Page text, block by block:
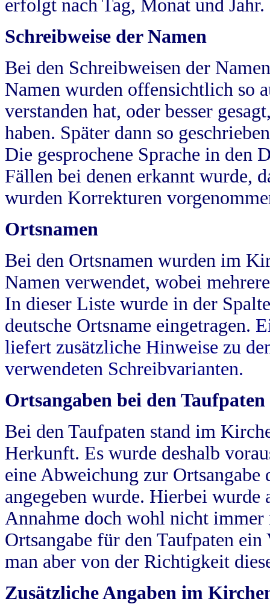
erfolgt nach Tag, Monat und Jahr.
Schreibweise der Namen
Bei den Schreibweisen der
Namen wurden offensichtlich so
verstanden hat, oder besser
haben. Später dann so
Die gesprochene Sprache in
Fällen bei denen erkannt wurde,
wurden Korrekturen
Ortsnamen
Bei den Ortsnamen wurden im
Namen verwendet, wobei
In dieser Liste wurde in der
deutsche Ortsname eingetragen.
liefert zusätzliche Hinweise zu
verwendeten Schreibvarianten.
Ortsangaben bei den Taufpaten
Bei den Taufpaten stand im
Herkunft. Es wurde deshalb
eine Abweichung zur
angegeben wurde. Hierbei wurde
Annahme doch wohl nicht
Ortsangabe für den Taufpaten
man aber von der Richtigkeit
Zusätzliche Angaben im